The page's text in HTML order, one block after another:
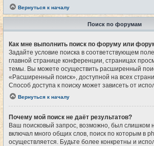
Вернуться к началу
Поиск по форумам
Как мне выполнить поиск по форуму или
Задайте условие поиска в соответствующем
главной странице конференции, страницах
темы. Вы можете осуществить расширенный
«Расширенный поиск», доступной на всех
Способ доступа к поиску может зависеть от
Вернуться к началу
Почему мой поиск не даёт результатов?
Ваш поисковый запрос, возможно, был слишком
включал много общих слов, поиск по которым в
осуществляется. Будьте более конкретны и